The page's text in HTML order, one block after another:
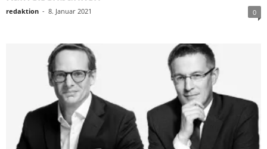
redaktion - 8. Januar 2021 0